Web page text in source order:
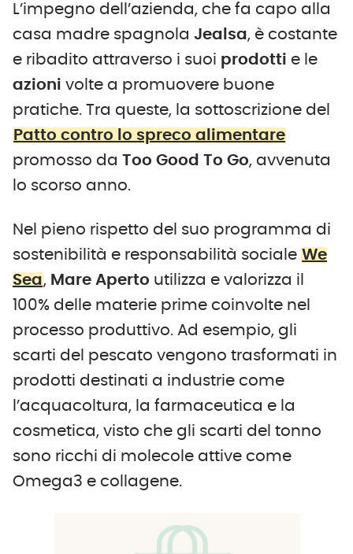
L’impegno dell’azienda, che fa capo alla
casa madre spagnola Jealsa, è costante
e ribadito attraverso i suoi prodotti e le
azioni volte a promuovere buone
pratiche. Tra queste, la sottoscrizione del
Patto contro lo spreco alimentare
promosso da Too Good To Go, avvenuta
lo scorso anno.
Nel pieno rispetto del suo programma di
sostenibilità e responsabilità sociale We
Sea, Mare Aperto utilizza e valorizza il
100% delle materie prime coinvolte nel
processo produttivo. Ad esempio, gli
scarti del pescato vengono trasformati in
prodotti destinati a industrie come
l’acquacoltura, la farmaceutica e la
cosmetica, visto che gli scarti del tonno
sono ricchi di molecole attive come
Omega3 e collagene.